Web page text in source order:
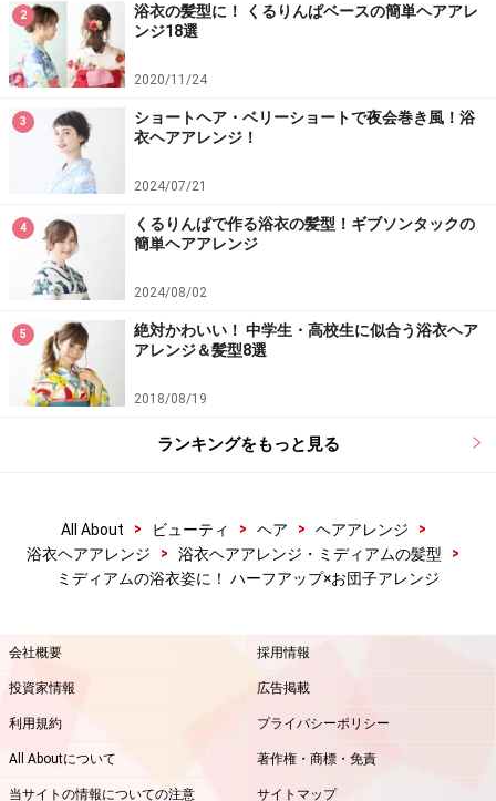
ミディアム浴衣・お団子×外ハネの簡単ヘアアレンジ
※記事内容は執筆時点のものです。最新の内容をご確認くださ
い。
2
浴衣の髪型に！ くるりんぱベースの簡単ヘアアレ
ンジ18選
2020/11/24
3
ショートヘア・ベリーショートで夜会巻き風！浴
衣ヘアアレンジ！
2024/07/21
4
くるりんぱで作る浴衣の髪型！ギブソンタックの
簡単ヘアアレンジ
2024/08/02
5
絶対かわいい！ 中学生・高校生に似合う浴衣ヘア
アレンジ＆髪型8選
2018/08/19
ランキングをもっと見る
All About > ビューティ > ヘア > ヘアアレンジ
>
浴衣ヘアアレンジ
> 浴衣ヘアアレンジ・ミディアムの髪型
>
ミディアムの浴衣姿に！ ハーフアップ×お団子アレンジ
会社概要 採用情報
投資家情報 広告掲載
利用規約 プライバシーポリシー
All Aboutについて 著作権・商標・免責
当サイトの情報についての注意 サイトマップ